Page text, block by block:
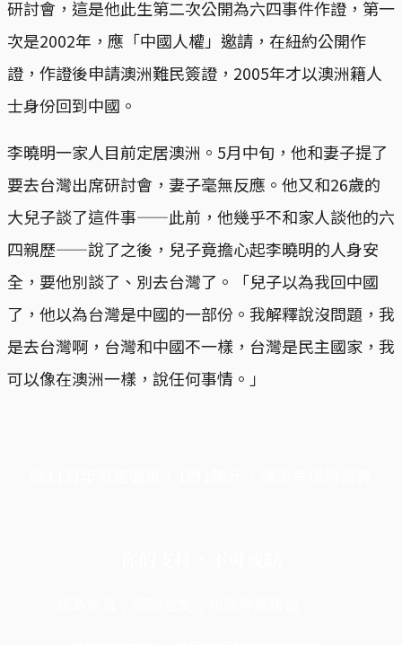
研討會，這是他此生第二次公開為六四事件作證，第一
次是2002年，應「中國人權」邀請，在紐約公開作
證，作證後申請澳洲難民簽證，2005年才以澳洲籍人
士身份回到中國。
李曉明一家人目前定居澳洲。5月中旬，他和妻子提了
要去台灣出席研討會，妻子毫無反應。他又和26歲的
大兒子談了這件事——此前，他幾乎不和家人談他的六
四親歷——說了之後，兒子竟擔心起李曉明的人身安
全，要他別談了、別去台灣了。「兒子以為我回中國
了，他以為台灣是中國的一部份。我解釋說沒問題，我
是去台灣啊，台灣和中國不一樣，台灣是民主國家，我
可以像在澳洲一樣，說任何事情。」